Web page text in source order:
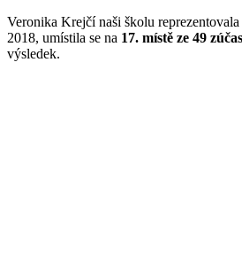
Veronika Krejčí naši školu
2018, umístila se na 17. místě ze 49
výsledek.